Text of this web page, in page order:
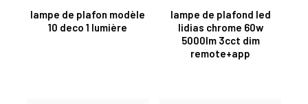
lampe de plafon modèle
10 deco 1 lumière
lampe de plafond led
lidias chrome 60w
5000lm 3cct dim
remote+app